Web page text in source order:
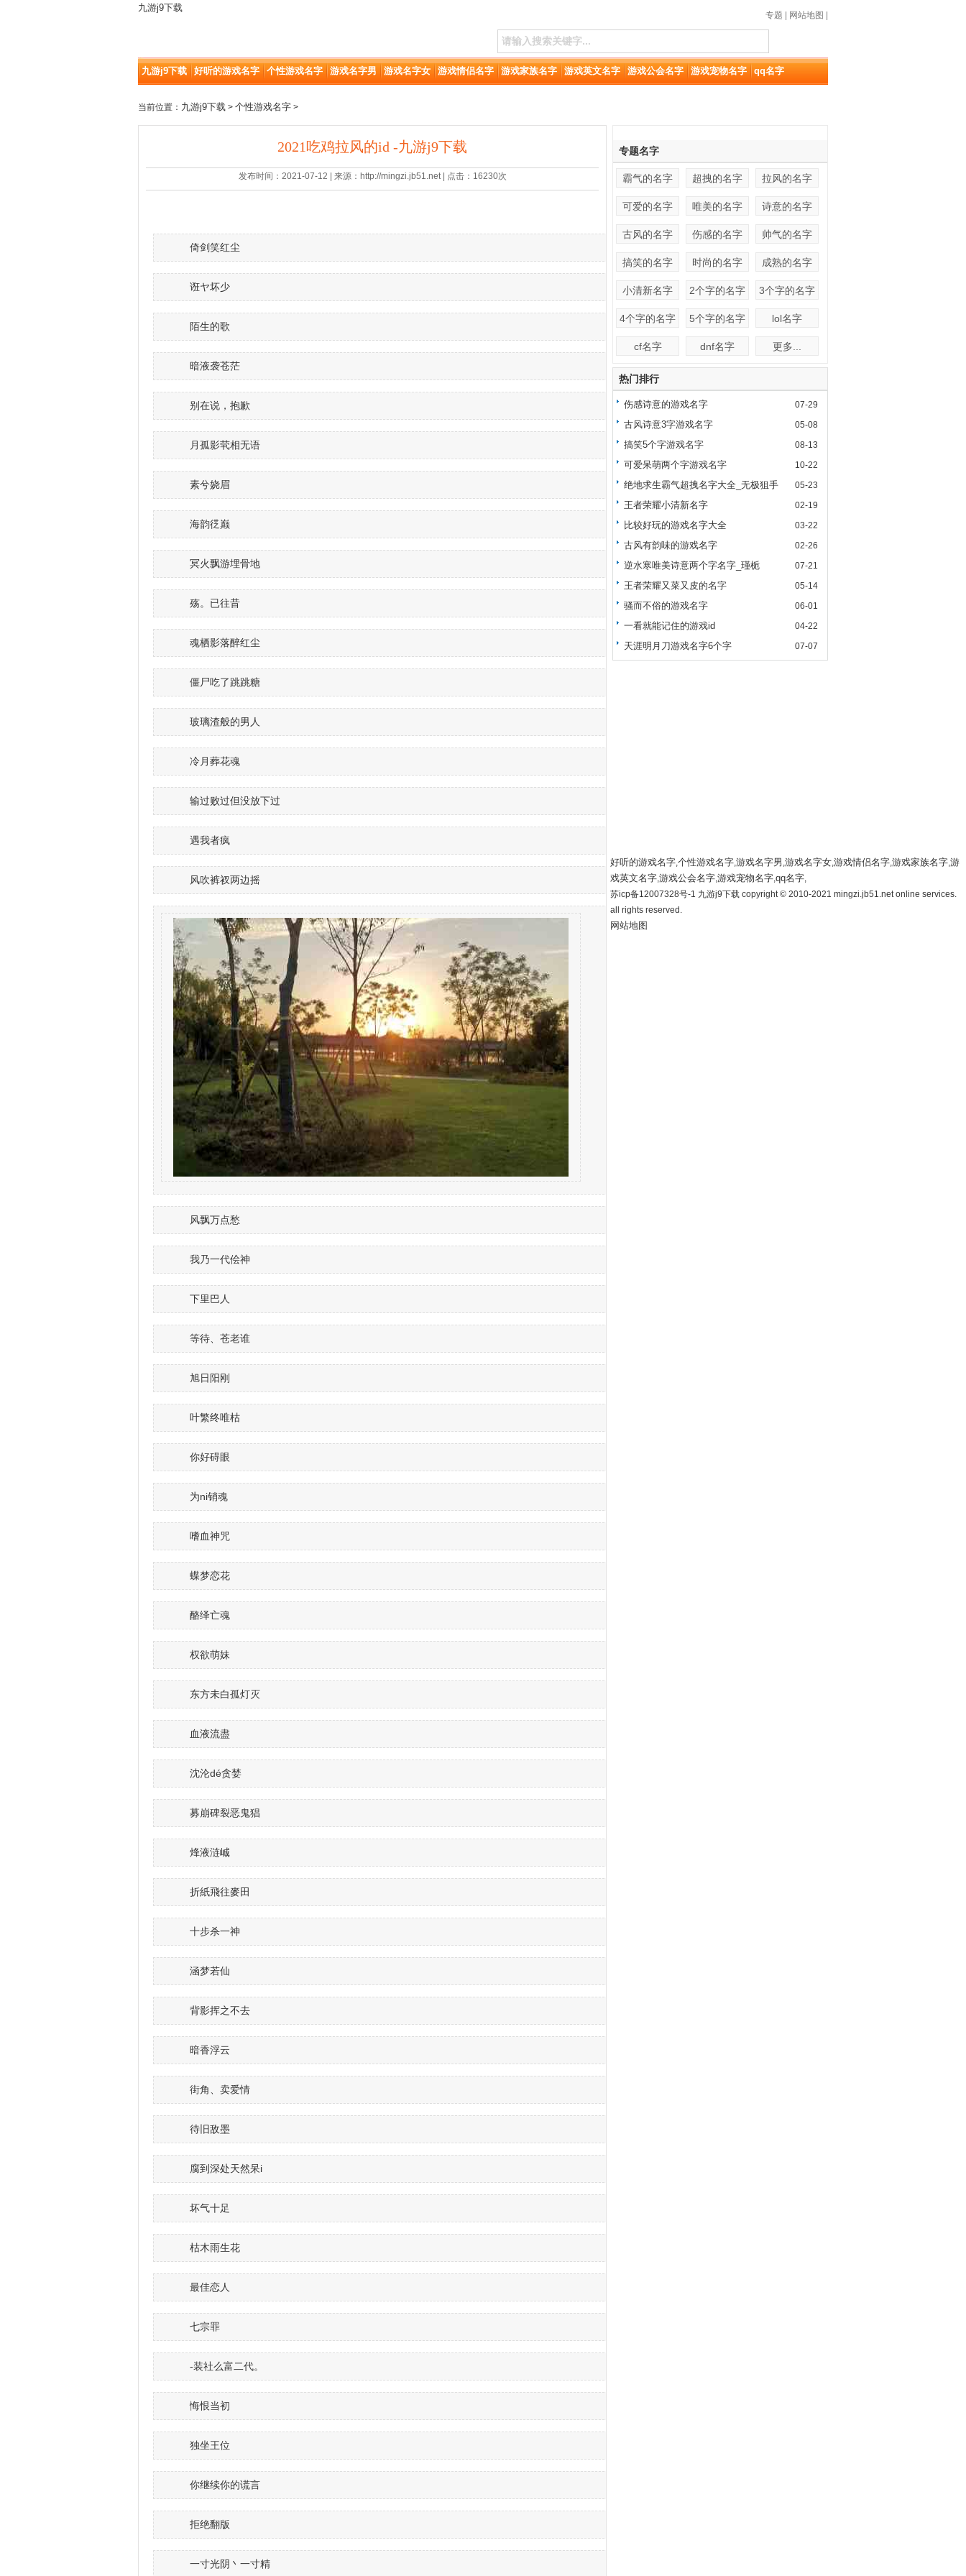
九游j9下载
专题 网站地图
九游j9下载 好听的游戏名字 个性游戏名字 游戏名字男 游戏名字女 游戏情侣名字 游戏家族名字 游戏英文名字 游戏公会名字 游戏宠物名字 qq名字
当前位置： 九游j9下载 > 个性游戏名字 >
2021吃鸡拉风的id -九游j9下载
发布时间：2021-07-12 | 来源：http://mingzi.jb51.net | 点击：16230次
倚剑笑红尘
诳ヤ坏少
陌生的歌
暗液袭苍茫
别在说，抱歉
月孤影茕相无语
素兮娆眉
海韵徔巅
冥火飘游埋骨地
殇。已往昔
魂栖影落醉红尘
僵尸吃了跳跳糖
玻璃渣般的男人
冷月葬花魂
输过败过但没放下过
遇我者疯
风吹裤衩两边摇
风飘万点愁
我乃一代侩神
下里巴人
等待、苍老谁
旭日阳刚
叶繁终唯枯
你好碍眼
为ni销魂
嗜血神咒
蝶梦恋花
酪绎亡魂
权欲萌妹
东方未白孤灯灭
血液流盡
沈沦dé贪婪
募崩碑裂恶鬼猖
烽液涟峸
折紙飛往麥田
十步杀一神
涵梦若仙
背影挥之不去ゝ
暗香浮云
街角、卖爱情
待旧敌墨
腐到深处天然呆i
坏气十足
枯木雨生花
最佳恋人
七宗罪
-装社么富二代。
悔恨当初
独坐王位
你继续你的谎言
拒绝翻版
一寸光阴丶一寸精
专题名字
霸气的名字 超拽的名字 拉风的名字
可爱的名字 唯美的名字 诗意的名字
古风的名字 伤感的名字 帅气的名字
搞笑的名字 时尚的名字 成熟的名字
小清新名字 2个字的名字 3个字的名字
4个字的名字 5个字的名字 lol名字
cf名字 dnf名字 更多...
热门排行
07-29
伤感诗意的游戏名字
05-08
古风诗意3字游戏名字
08-13
搞笑5个字游戏名字
10-22
可爱呆萌两个字游戏名字
05-23
绝地求生霸气超拽名字大全_无极狙手
02-19
王者荣耀小清新名字
03-22
比较好玩的游戏名字大全
02-26
古风有韵味的游戏名字
07-21
逆水寒唯美诗意两个字名字_瑾栀
05-14
王者荣耀又菜又皮的名字
06-01
骚而不俗的游戏名字
04-22
一看就能记住的游戏id
07-07
天涯明月刀游戏名字6个字
好听的游戏名字,个性游戏名字,游戏名字男 ,游戏名字女,游戏情侣名字,游戏家族名字,游
戏英文名字,游戏公会名字,游戏宠物名字,qq名字,
苏icp备12007328号-1 九游j9下载 copyright © 2010-2021 mingzi.jb51.net online services.
all rights reserved.
网站地图